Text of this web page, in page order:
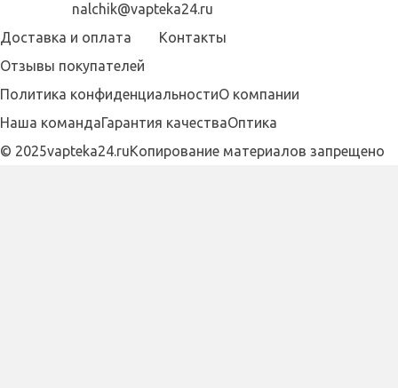
nalchik@vapteka24.ru
Доставка и оплата
Отзывы покупателей
Контакты
Политика конфиденциальностиО компании
Наша командаГарантия качестваОптика
© 2025vapteka24.ruКопирование материалов запрещено